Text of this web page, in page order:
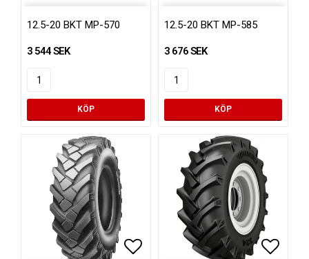
12.5-20 BKT MP-570
3 544 SEK
KÖP
12.5-20 BKT MP-585
3 676 SEK
KÖP